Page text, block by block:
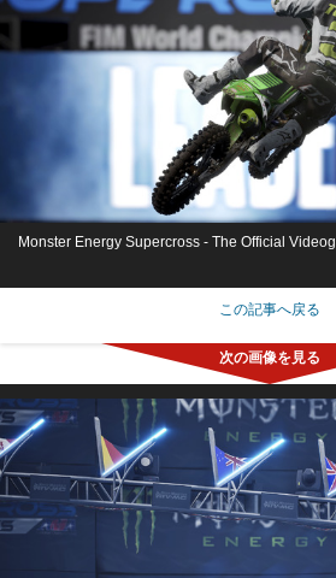
Monster Energy Supercross - The Official
この記事へ戻る